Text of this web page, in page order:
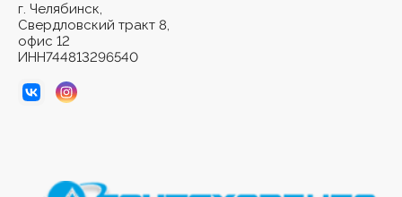
г. Челябинск,
Свердловский тракт 8,
офис 12
ИНН744813296540